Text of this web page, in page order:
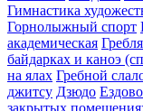
Гимнастика
Горнолыжный спорт
академическая
байдарках и каноэ
на ялах Гребной
джитсу Дзюдо